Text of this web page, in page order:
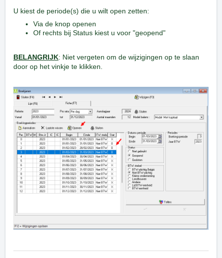
U kiest de periode(s) die u wilt open zetten:
Via de knop openen
Of rechts bij Status kiest u voor "geopend"
BELANGRIJK: Niet vergeten om de wijzigingen op te slaan
door op het vinkje te klikken.